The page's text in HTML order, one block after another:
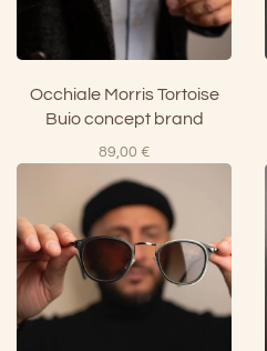
Occhiale Morris Tortoise
Buio concept brand
89,00 €